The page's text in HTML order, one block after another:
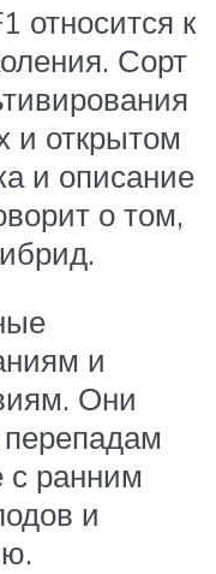
относится к
Сорт
и открытом
и описание
о том,
и
Они
перепадам
с ранним
и